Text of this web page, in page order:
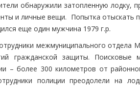
обнаружили затопленную лодку,
и личные вещи. Попытка отыскать
еще один мужчина 1979 г.р.
межмуниципального отдела
гражданской защиты. Поисковые
– более 300 километров от
полиции преодолели на